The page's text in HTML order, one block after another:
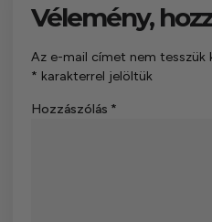
Vélemény,
Az e-mail címet nem tesszük
* karakterrel jelöltük
Hozzászólás *